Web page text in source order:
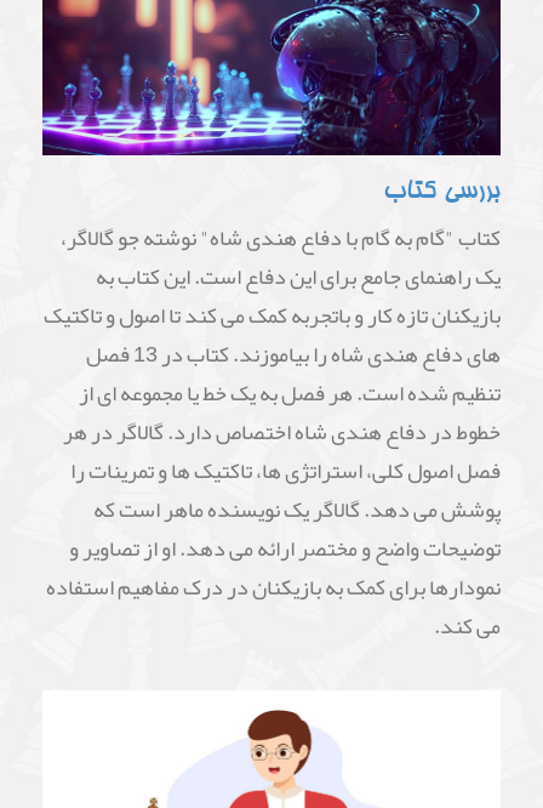
بررسی کتاب
کتاب "گام به گام با دفاع هندی شاه" نوشته جو گالاگر،
یک راهنمای جامع برای این دفاع است. این کتاب به
بازیکنان تازه کار و باتجربه کمک می کند تا اصول و تاکتیک
های دفاع هندی شاه را بیاموزند. کتاب در 13 فصل
تنظیم شده است. هر فصل به یک خط یا مجموعه ای از
خطوط در دفاع هندی شاه اختصاص دارد. گالاگر در هر
فصل اصول کلی، استراتژی ها، تاکتیک ها و تمرینات را
پوشش می دهد. گالاگر یک نویسنده ماهر است که
توضیحات واضح و مختصر ارائه می دهد. او از تصاویر و
نمودارها برای کمک به بازیکنان در درک مفاهیم استفاده
می کند.